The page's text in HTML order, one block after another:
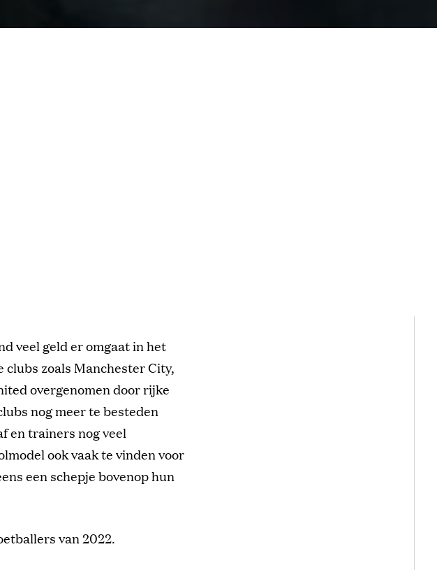
veel geld er omgaat in het
zoals Manchester City,
overgenomen door rijke
nog meer te besteden
en trainers nog veel
ook vaak te vinden voor
een schepje bovenop hun
van 2022.